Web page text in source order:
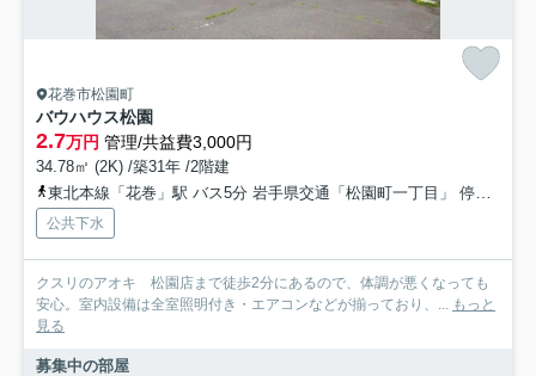
花巻市松園町
バウハウス松園
2.7万円 管理/共益費3,000円
34.78㎡ (2K) /築31年 /2階建
東北本線「花巻」駅 バス5分 岩手県交通「松園町一丁目」 停歩4分
公共下水
クスリのアオキ 松園店まで徒歩2分にあるので、体調が悪くなっても
安心。室内設備は全室照明付き・エアコンなどが揃っており、... もっと
見る
募集中の部屋